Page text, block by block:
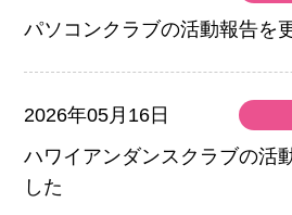
パソコンクラブの活動報告を
2026年05月16日
ハワイアンダンスクラブの活
した